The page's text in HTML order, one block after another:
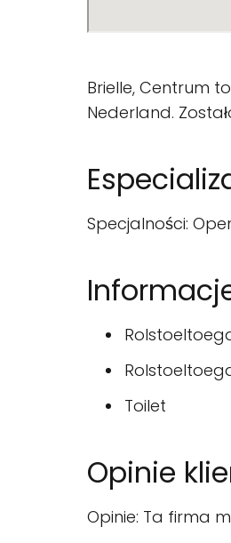
Brielle, Centrum
Nederland.
Specjalności:
Toilet
Opinie
Opinie: Ta firma